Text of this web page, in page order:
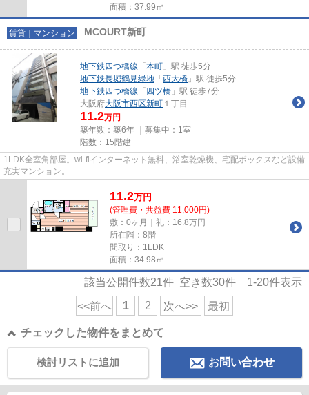
面積：37.99㎡
賃貸｜マンション MCOURT新町
地下鉄四つ橋線 「 本町 」駅 徒歩5分
地下鉄長堀鶴見緑地 「 西大橋 」駅 徒歩5分
地下鉄四つ橋線 「 四ツ橋 」駅 徒歩7分
大阪府大阪市西区新町 １丁目
11.2万円
築年数：築6年 ｜募集中： 1室
階数：15階建
1LDK全室角部屋。wi-fiインターネット無料、浴室乾燥機、宅配ボックスなど設備
充実マンション。
11.2万円
(管理費・共益費 11,000円)
敷：0ヶ月｜礼：16.8万円
所在階：8階
間取り：1LDK
面積：34.98㎡
該当公開件数21件 空き数30件 1-20件表示
<<前へ 1 2 次へ>> 最初
チェックした物件をまとめて
お問い合わせ
検討リストに追加